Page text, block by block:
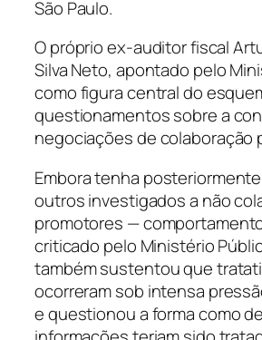
São Paulo.
O próprio ex-auditor fiscal
Silva Neto, apontado pelo
como figura central do
questionamentos sobre a
negociações de colaboração
Embora tenha
outros investigados a não
promotores —
criticado pelo Ministério
também sustentou que
ocorreram sob intensa
e questionou a forma como